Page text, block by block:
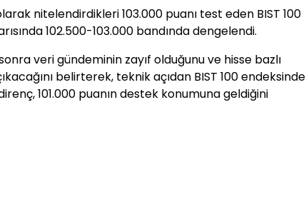
nitelendirdikleri 103.000 puanı test eden BIST 100
102.500-103.000 bandında dengelendi.
veri gündeminin zayıf olduğunu ve hisse bazlı
belirterek, teknik açıdan BIST 100 endeksinde
101.000 puanın destek konumuna geldiğini